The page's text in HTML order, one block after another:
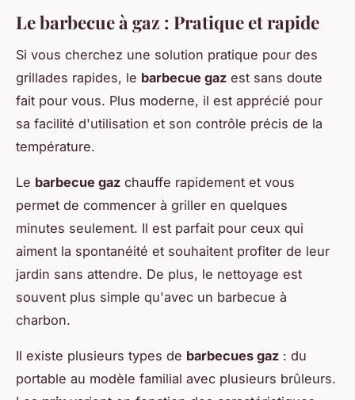
Le barbecue à gaz : Pratique et rapide
Si vous cherchez une solution pratique pour des
grillades rapides, le barbecue gaz est sans doute
fait pour vous. Plus moderne, il est apprécié pour
sa facilité d'utilisation et son contrôle précis de la
température.
Le barbecue gaz chauffe rapidement et vous
permet de commencer à griller en quelques
minutes seulement. Il est parfait pour ceux qui
aiment la spontanéité et souhaitent profiter de leur
jardin sans attendre. De plus, le nettoyage est
souvent plus simple qu'avec un barbecue à
charbon.
Il existe plusieurs types de barbecues gaz : du
portable au modèle familial avec plusieurs brûleurs.